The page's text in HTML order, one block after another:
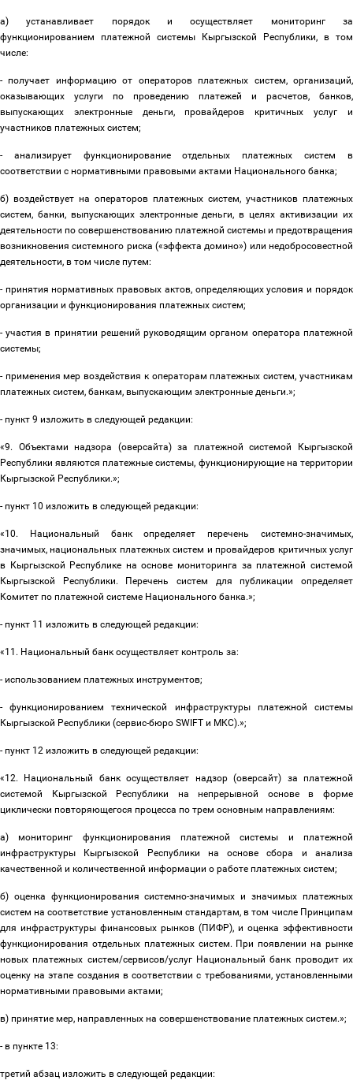
а) устанавливает порядок и осуществляет мониторинг за
функционированием платежной системы Кыргызской Республики, в том
числе:
- получает информацию от операторов платежных систем, организаций,
оказывающих услуги по проведению платежей и расчетов, банков,
выпускающих электронные деньги, провайдеров критичных услуг и
участников платежных систем;
- анализирует функционирование отдельных платежных систем в
соответствии с нормативными правовыми актами Национального банка;
б) воздействует на операторов платежных систем, участников платежных
систем, банки, выпускающих электронные деньги, в целях активизации их
деятельности по совершенствованию платежной системы и предотвращения
возникновения системного риска («эффекта домино») или недобросовестной
деятельности, в том числе путем:
- принятия нормативных правовых актов, определяющих условия и порядок
организации и функционирования платежных систем;
- участия в принятии решений руководящим органом оператора платежной
системы;
- применения мер воздействия к операторам платежных систем, участникам
платежных систем, банкам, выпускающим электронные деньги.»;
- пункт 9 изложить в следующей редакции:
«9. Объектами надзора (оверсайта) за платежной системой Кыргызской
Республики являются платежные системы, функционирующие на территории
Кыргызской Республики.»;
- пункт 10 изложить в следующей редакции:
«10. Национальный банк определяет перечень системно-значимых,
значимых, национальных платежных систем и провайдеров критичных услуг
в Кыргызской Республике на основе мониторинга за платежной системой
Кыргызской Республики. Перечень систем для публикации определяет
Комитет по платежной системе Национального банка.»;
- пункт 11 изложить в следующей редакции:
«11. Национальный банк осуществляет контроль за:
- использованием платежных инструментов;
- функционированием технической инфраструктуры платежной системы
Кыргызской Республики (сервис-бюро SWIFT и МКС).»;
- пункт 12 изложить в следующей редакции:
«12. Национальный банк осуществляет надзор (оверсайт) за платежной
системой Кыргызской Республики на непрерывной основе в форме
циклически повторяющегося процесса по трем основным направлениям:
а) мониторинг функционирования платежной системы и платежной
инфраструктуры Кыргызской Республики на основе сбора и анализа
качественной и количественной информации о работе платежных систем;
б) оценка функционирования системно-значимых и значимых платежных
систем на соответствие установленным стандартам, в том числе Принципам
для инфраструктуры финансовых рынков (ПИФР), и оценка эффективности
функционирования отдельных платежных систем. При появлении на рынке
новых платежных систем/сервисов/услуг Национальный банк проводит их
оценку на этапе создания в соответствии с требованиями, установленными
нормативными правовыми актами;
в) принятие мер, направленных на совершенствование платежных систем.»;
- в пункте 13:
третий абзац изложить в следующей редакции: